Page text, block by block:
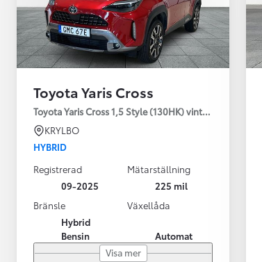
Toyota Yaris Cross
Toyota Yaris Cross 1,5 Style (130HK) vinterhjul
KRYLBO
HYBRID
Registrerad
09-2025
Mätarställning
225 mil
Bränsle
Hybrid
Bensin
Växellåda
Automat
Visa mer